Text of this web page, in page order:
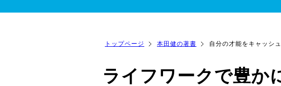
トップページ 本田健の著書 自分の才能をキャッシ
ライフワークで豊か